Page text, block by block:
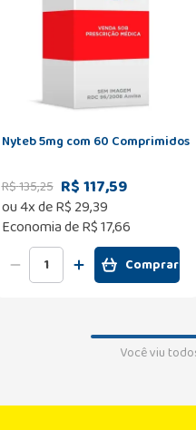
Nyteb 5mg com 60 Comprimidos
R$135,25 R$ 117,59
ou4x deR$ 29,39
Economia deR$ 17,66
Comprar
Você viu